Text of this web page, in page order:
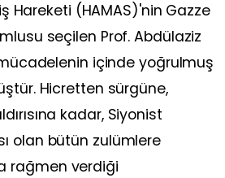
Hareketi (HAMAS)'nin Gazze
seçilen Prof. Abdülaziz
içinde yoğrulmuş
Hicretten sürgüne,
kadar, Siyonist
olan bütün zulümlere
rağmen verdiği